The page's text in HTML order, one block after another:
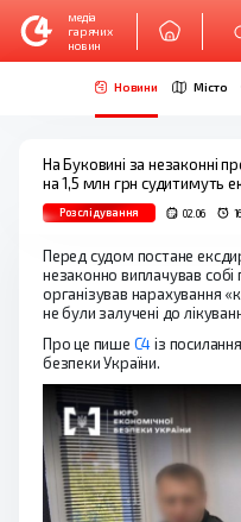
медіа
гарячих
новин
Новини Місто
На Буковині за незаконні
на 1,5 млн грн судитимуть
Розслідування 02.06
Перед судом постане
незаконно виплачував
організував нарахування
не були залучені до
Про це пише С4із
безпеки України.